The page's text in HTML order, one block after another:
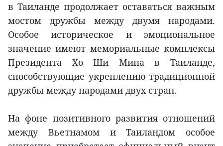
в Таиланде продолжает оставаться важным
мостом дружбы между двумя народами.
Особое историческое и эмоциональное
значение имеют мемориальные комплексы
Президента Хо Ши Мина в Таиланде,
способствующие укреплению традиционной
дружбы между народами двух стран.
На фоне позитивного развития отношений
между Вьетнамом и Таиландом особое